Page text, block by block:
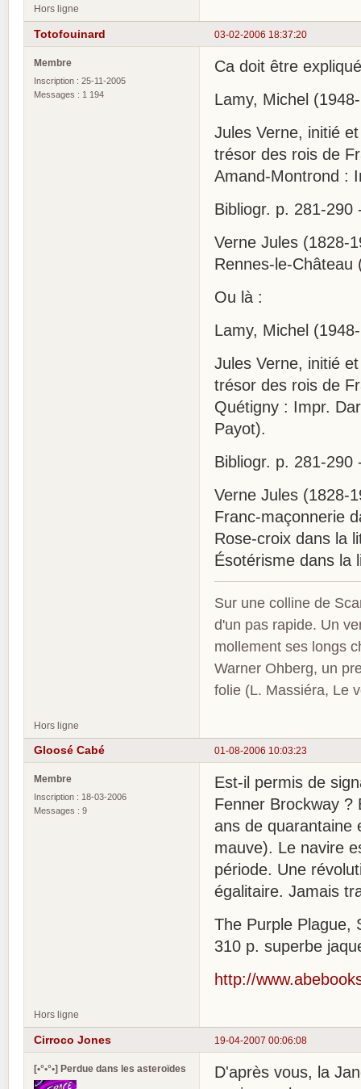
Hors ligne
03-02-2006 18:37:20
Totofouinard
Membre
Inscription : 25-11-2005
Messages : 1 194
Ca doit être
Lamy, Michel
Jules Verne, initié
trésor des rois de
Amand-Montrond :
Bibliogr. p. 281-
Verne Jules (1828-
Rennes-le-Château
Ou là :
Lamy, Michel
Jules Verne, initié
trésor des rois de
Quétigny : Impr.
Payot).
Bibliogr. p. 281-
Verne Jules (1828-
Franc-maçonnerie
Rose-croix dans la
Ésotérisme dans la
Sur une colline de
d'un pas rapide. Un
mollement ses longs
Warner Ohberg, un
folie (L. Massiéra, Le
Hors ligne
01-08-2006 10:03:23
Gloosé Cabé
Membre
Inscription : 18-03-2006
Messages : 9
Est-il permis de
Fenner Brockway ?
ans de quarantaine
mauve). Le navire
période. Une
égalitaire. Jamais
The Purple Plague,
310 p. superbe
http://
Hors ligne
19-04-2007 00:06:08
Cirroco Jones
[•°•°•] Perdue dans les asteroïdes
D'après vous, la